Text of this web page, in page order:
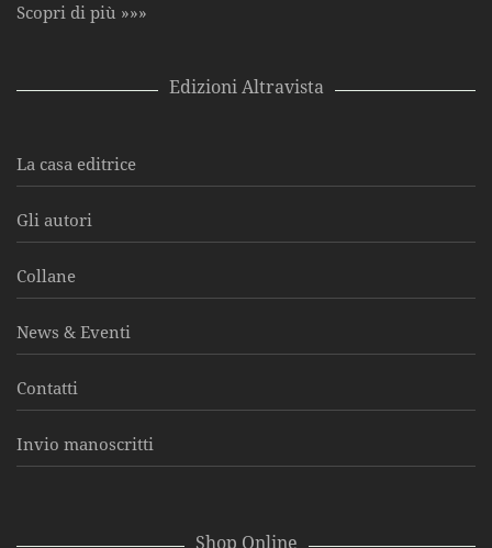
Scopri di più »»»
Edizioni Altravista
La casa editrice
Gli autori
Collane
News & Eventi
Contatti
Invio manoscritti
Shop Online